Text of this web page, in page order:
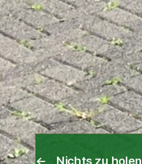
← Nichts zu holen